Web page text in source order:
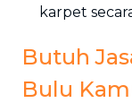
karpet
Butuh
Bulu